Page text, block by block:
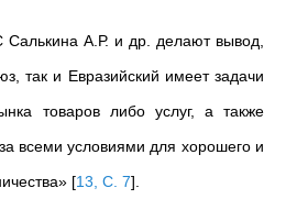
А.Р. и др. делают вывод,
так и Евразийский имеет задачи
товаров либо услуг, а также
всеми условиями для хорошего и
[13, С. 7]